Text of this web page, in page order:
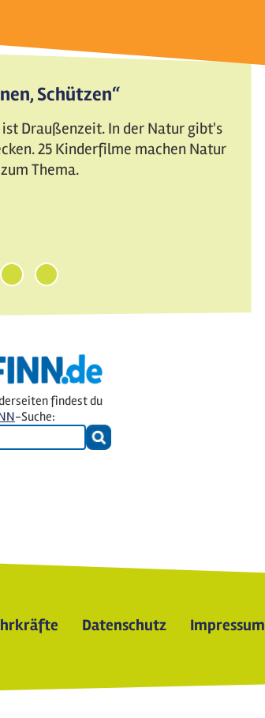
Schützen“
Draußenzeit. In der Natur gibt's
25 Kinderfilme machen Natur
Thema.
2 3
findest du
-Suche:
Datenschutz Impressum